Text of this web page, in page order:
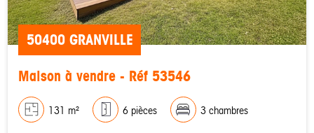
50400 GRANVILLE
Maison à vendre - Réf 53546
131 m² 6 pièces 3 chambres